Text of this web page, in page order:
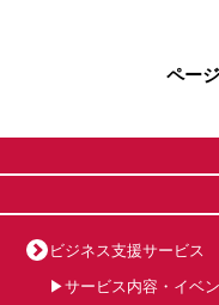
ペー
ビジネス支援サービス
サービス内容・イベ